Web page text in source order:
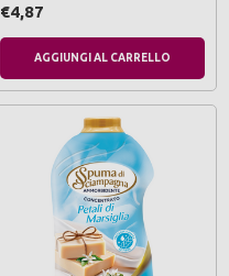
€4,87
AGGIUNGI AL CARRELLO